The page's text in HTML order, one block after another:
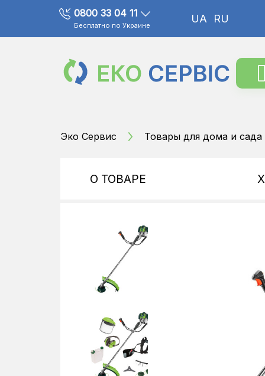
0800 33 04 11
Бесплатно по Украине
UA RU
Эко Сервис Товары для дома и сада
О ТОВАРЕ